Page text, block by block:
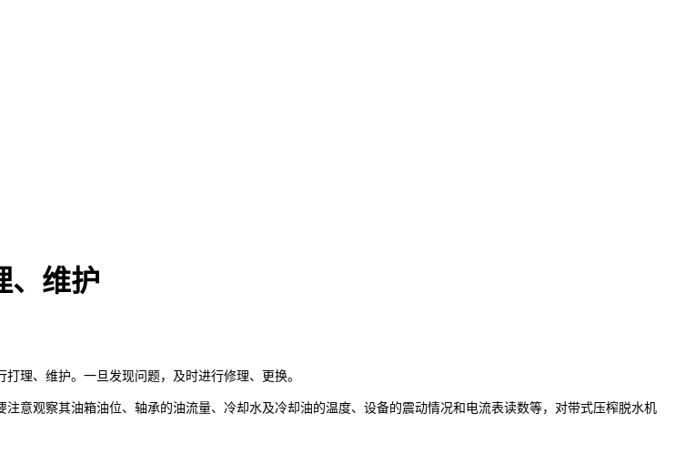
、维护
理、维护。一旦发现问题，及时进行修理、更换。
观察其油箱油位、轴承的油流量、冷却水及冷却油的温度、设备的震动情况和电流表读数等，对带式压榨脱水机